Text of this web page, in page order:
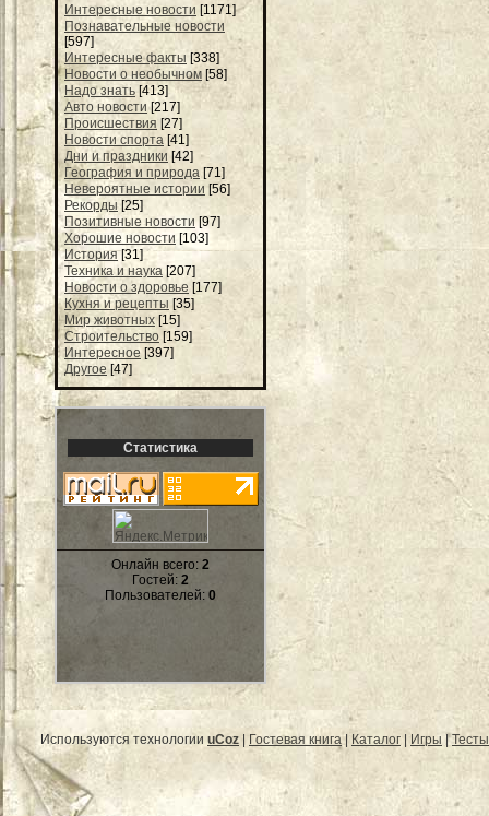
Интересные новости [1171]
Познавательные новости
[597]
Интересные факты [338]
Новости о необычном [58]
Надо знать [413]
Авто новости [217]
Происшествия [27]
Новости спорта [41]
Дни и праздники [42]
География и природа [71]
Невероятные истории [56]
Рекорды [25]
Позитивные новости [97]
Хорошие новости [103]
История [31]
Техника и наука [207]
Новости о здоровье [177]
Кухня и рецепты [35]
Мир животных [15]
Строительство [159]
Интересное [397]
Другое [47]
Статистика
Онлайн всего: 2
Гостей: 2
Пользователей: 0
Используются технологии uCoz | Гостевая книга | Каталог | Игры |Тесты